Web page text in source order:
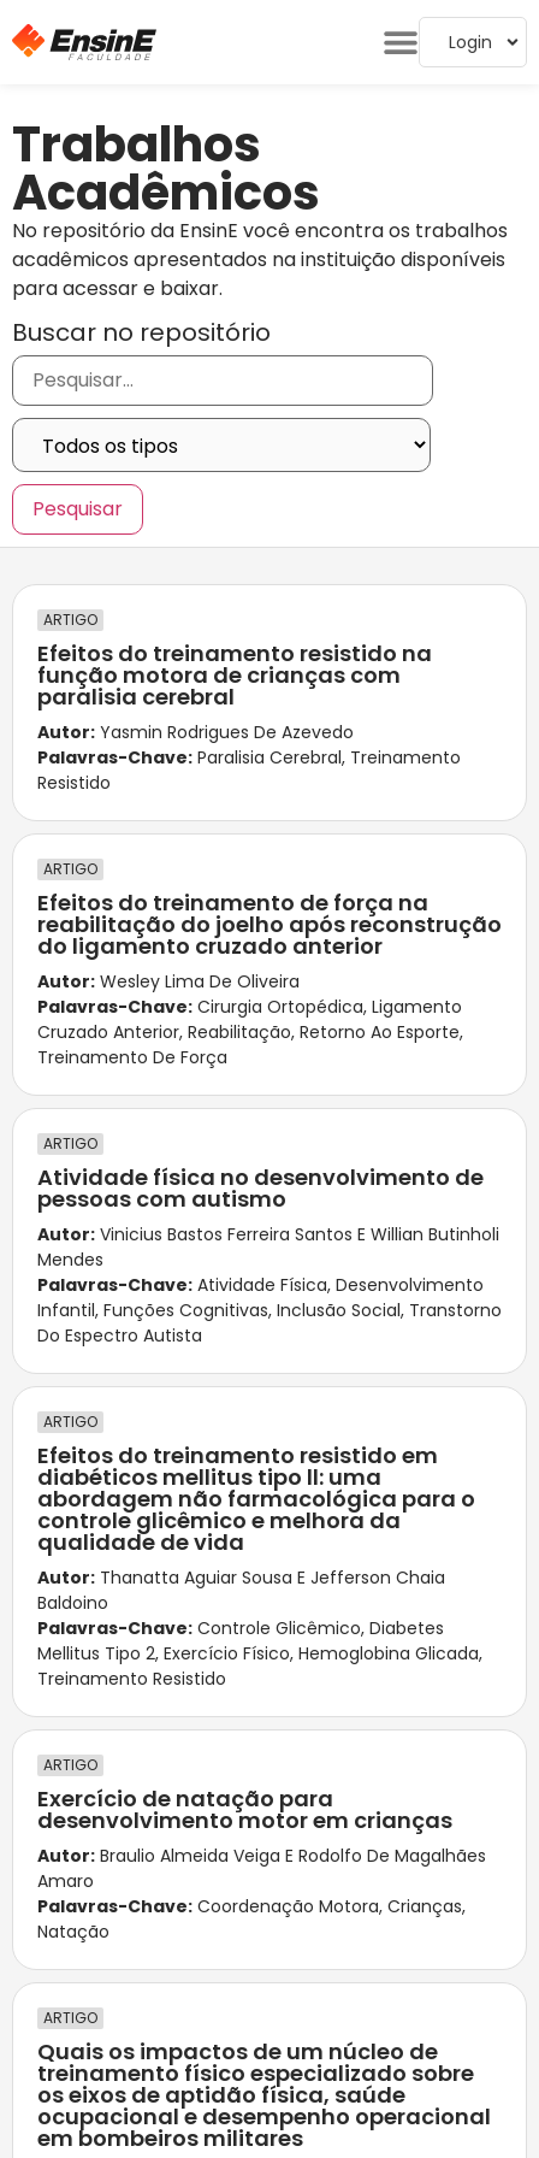
Login
Trabalhos
Acadêmicos
No repositório da EnsinE você encontra os trabalhos
acadêmicos apresentados na instituição disponíveis
para acessar e baixar.
Buscar no repositório
ARTIGO
Efeitos do treinamento resistido na
função motora de crianças com
paralisia cerebral
Autor: Yasmin Rodrigues De Azevedo
Palavras-Chave: Paralisia Cerebral, Treinamento
Resistido
ARTIGO
Efeitos do treinamento de força na
reabilitação do joelho após reconstrução
do ligamento cruzado anterior
Autor: Wesley Lima De Oliveira
Palavras-Chave: Cirurgia Ortopédica, Ligamento
Cruzado Anterior, Reabilitação, Retorno Ao Esporte,
Treinamento De Força
ARTIGO
Atividade física no desenvolvimento de
pessoas com autismo
Autor: Vinicius Bastos Ferreira Santos E Willian Butinholi
Mendes
Palavras-Chave: Atividade Física, Desenvolvimento
Infantil, Funções Cognitivas, Inclusão Social, Transtorno
Do Espectro Autista
ARTIGO
Efeitos do treinamento resistido em
diabéticos mellitus tipo ll: uma
abordagem não farmacológica para o
controle glicêmico e melhora da
qualidade de vida
Autor: Thanatta Aguiar Sousa E Jefferson Chaia
Baldoino
Palavras-Chave: Controle Glicêmico, Diabetes
Mellitus Tipo 2, Exercício Físico, Hemoglobina Glicada,
Treinamento Resistido
ARTIGO
Exercício de natação para
desenvolvimento motor em crianças
Autor: Braulio Almeida Veiga E Rodolfo De Magalhães
Amaro
Palavras-Chave: Coordenação Motora, Crianças,
Natação
ARTIGO
Quais os impactos de um núcleo de
treinamento físico especializado sobre
os eixos de aptidão física, saúde
ocupacional e desempenho operacional
em bombeiros militares